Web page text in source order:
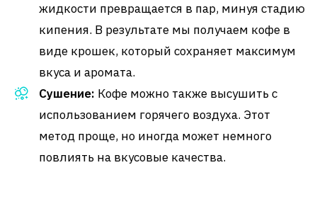
жидкости превращается в пар, минуя стадию
кипения. В результате мы получаем кофе в
виде крошек, который сохраняет максимум
вкуса и аромата.
Сушение: Кофе можно также высушить с
использованием горячего воздуха. Этот
метод проще, но иногда может немного
повлиять на вкусовые качества.